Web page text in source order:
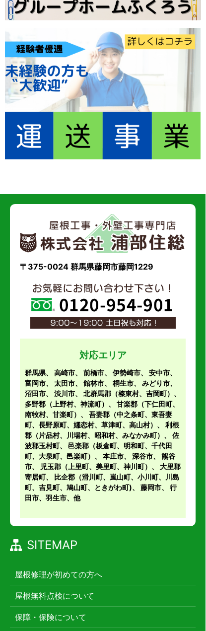
〒375-0024 群馬県藤岡市藤岡1229
対応エリア
群馬県、 高崎市、 前橋市、 伊勢崎市、 安中市、
富岡市、 太田市、 館林市、 桐生市、 みどり市、
沼田市、 渋川市、 北群馬郡（榛東村、吉岡町） 、
多野郡（上野村、神流町） 、 甘楽郡（下仁田町、
南牧村、甘楽町） 、 吾妻郡（中之条町、東吾妻
町、長野原町、嬬恋村、草津町、高山村） 、 利根
郡（片品村、川場村、昭和村、みなかみ町） 、 佐
波郡玉村町、 邑楽郡（板倉町、明和町、千代田
町、大泉町、邑楽町） 、 本庄市、 深谷市、 熊谷
市、 児玉郡（上里町、美里町、神川町） 、 大里郡
寄居町、
比企郡（滑川町、嵐山町、小川町、川島
町、吉見町、鳩山町、ときがわ町)、 藤岡市、 行
田市、羽生市、他
SITEMAP
屋根修理が初めての方へ
屋根無料点検について
保障・保険について